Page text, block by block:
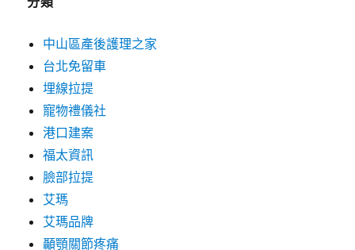
中山區產後護理之家
台北免留車
埋線拉提
寵物禮儀社
港口建案
福太資訊
臉部拉提
艾瑪
艾瑪品牌
顳顎關節疼痛